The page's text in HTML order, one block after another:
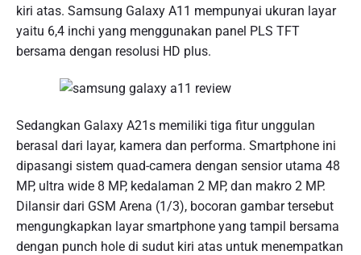
kiri atas. Samsung Galaxy A11 mempunyai ukuran layar
yaitu 6,4 inchi yang menggunakan panel PLS TFT
bersama dengan resolusi HD plus.
Sedangkan Galaxy A21s memiliki tiga fitur unggulan
berasal dari layar, kamera dan performa. Smartphone ini
dipasangi sistem quad-camera dengan sensior utama 48
MP, ultra wide 8 MP, kedalaman 2 MP, dan makro 2 MP.
Dilansir dari GSM Arena (1/3), bocoran gambar tersebut
mengungkapkan layar smartphone yang tampil bersama
dengan punch hole di sudut kiri atas untuk menempatkan